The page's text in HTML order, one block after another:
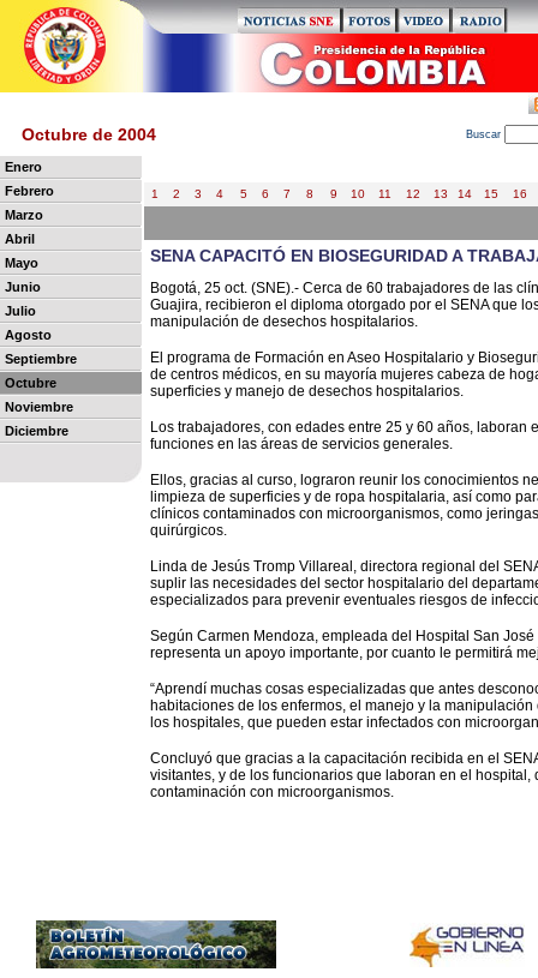
Octubre de 2004 Buscar
Enero
Febrero
Marzo
Abril
Mayo
Junio
Julio
Agosto
Septiembre
Octubre
Noviembre
Diciembre
1 2 3 4 5 6 7 8 9 10 11 12 13 14 15 16
SENA CAPACITÓ EN BIOSEGURIDAD A
Bogotá, 25 oct. (SNE).- Cerca de 60 trabajadores de las
Guajira, recibieron el diploma otorgado por el SENA que
manipulación de desechos hospitalarios.
El programa de Formación en Aseo Hospitalario y
de centros médicos, en su mayoría mujeres cabeza de
superficies y manejo de desechos hospitalarios.
Los trabajadores, con edades entre 25 y 60 años,
funciones en las áreas de servicios generales.
Ellos, gracias al curso, lograron reunir los conocimientos
limpieza de superficies y de ropa hospitalaria, así como
clínicos contaminados con microorganismos, como
quirúrgicos.
Linda de Jesús Tromp Villareal, directora regional del
suplir las necesidades del sector hospitalario del
especializados para prevenir eventuales riesgos de
Según Carmen Mendoza, empleada del Hospital San
representa un apoyo importante, por cuanto le permitirá
“Aprendí muchas cosas especializadas que antes
habitaciones de los enfermos, el manejo y la
los hospitales, que pueden estar infectados con
Concluyó que gracias a la capacitación recibida en el
visitantes, y de los funcionarios que laboran en el
contaminación con microorganismos.